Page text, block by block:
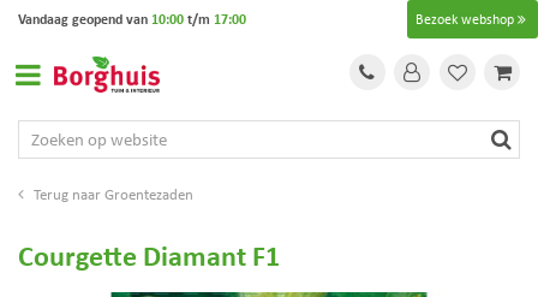
Groentezaden
Bezoek webshop
Vandaag geopend van 10:00t/m 17:00
Courgette Diamant F1